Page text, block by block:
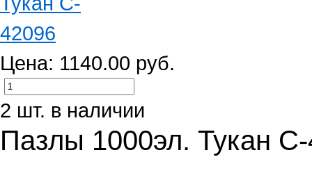
Цена: 1140.00 руб.
2 шт. в наличии
Пазлы 1000эл. Тукан